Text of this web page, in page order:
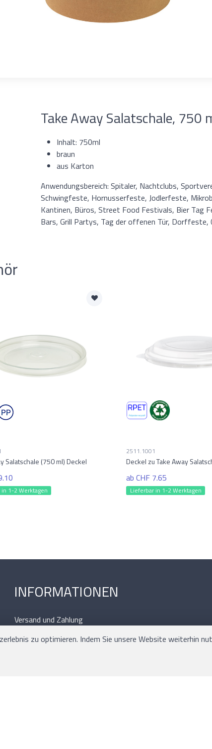
Take Away Salatschale, 750
Inhalt: 750ml
braun
aus Karton
Anwendungsbereich: Spitaler, Nachtclubs,
Schwingfeste, Hornusserfeste, Jodlerfeste,
Kantinen, Büros, Street Food Festivals, Bier Tag
Bars, Grill Partys, Tag der offenen Tür, Dorffeste,
Salatschale (750 ml) Deckel
1-2 Werktagen
2511.1001
Deckel zu Take Away
ab CHF 7.65
Lieferbar in 1-2 Werktagen
INFORMATIONEN
Versand und Zahlung
Sitemapzu optimieren. Indem Sie unsere Website weiterhin